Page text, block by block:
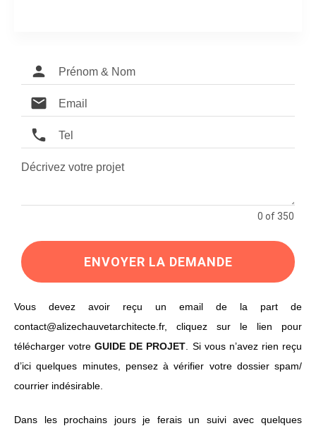
0 of 350
ENVOYER LA DEMANDE
Vous devez avoir reçu un email de la part de
contact@alizechauvetarchitecte.fr, cliquez sur le lien pour
télécharger votreGUIDE DE PROJET . Si vous n’avez rien reçu
d’ici quelques minutes, pensez à vérifier votre dossier spam/
courrier indésirable.
Dans les prochains jours je ferais un suivi avec quelques